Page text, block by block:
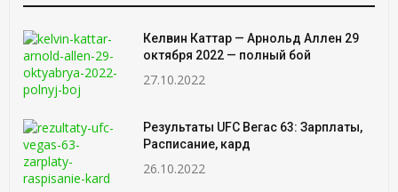
Келвин Каттар — Арнольд Аллен 29
октября 2022 — полный бой
27.10.2022
Результаты UFC Вегас 63: Зарплаты,
Расписание, кард
26.10.2022